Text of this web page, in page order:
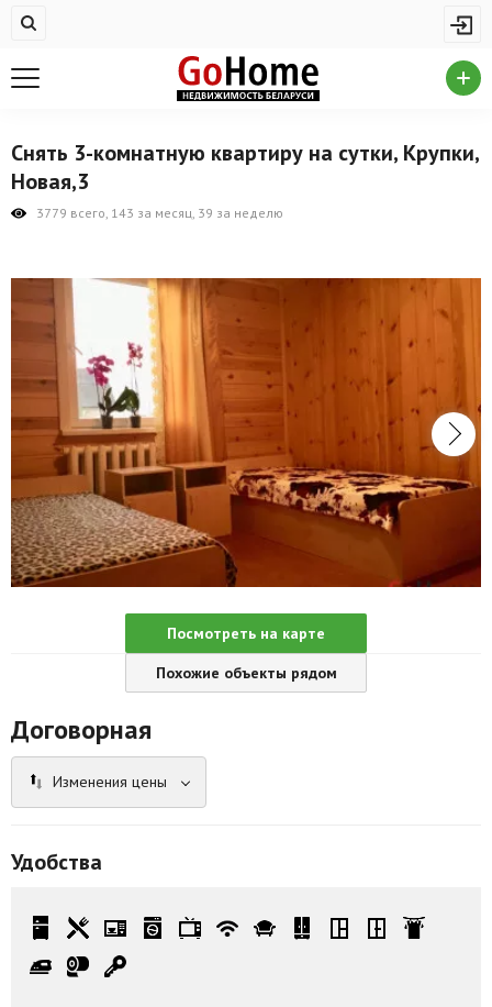
Купить квартиру
На сутки
Новостройки
Комерческая недвижимость
Продажа коммерческой недвижимости
Аренда коммерческой недвижимости
Другие разделы
Новости
Агентства
Ремонт квартир
Грузовое такси
Способы оплаты
Снять 3-комнатную квартиру на сутки, Крупки,
Новая,3
3779 всего, 143 за месяц, 39 за неделю
Посмотреть на карте
Похожие объекты рядом
Договорная
Изменения цены
Удобства